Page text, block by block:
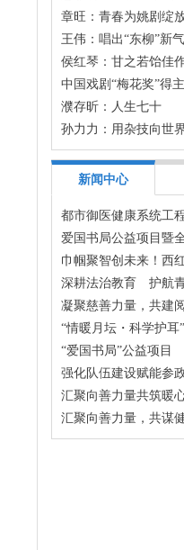
章旺：青春为姚剧绽
王伟：唱出“东柳”新
侯红琴：​甘之若饴佳
中国戏剧“梅花奖”得
濮存昕：人生七十
孙力力：用杂技向世
新闻中心
都市御医健康系统工
爱国书局公益项目暨
巾帼聚智创未来！西
深耕法治教育 护航
凝聚慈善力量，共建
“情暖月坛・科学护耳
“爱国书局”公益项目
强化队伍建设赋能参
汇聚向善力量共筑暖
汇聚向善力量，共谋